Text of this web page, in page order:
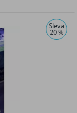
Sleva
20 %